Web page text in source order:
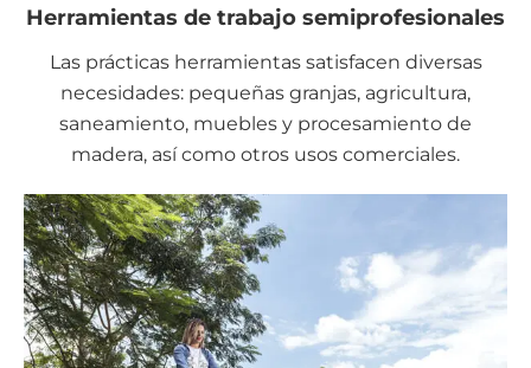
Herramientas de trabajo semiprofesionales
Las prácticas herramientas satisfacen diversas
necesidades: pequeñas granjas, agricultura,
saneamiento, muebles y procesamiento de
madera, así como otros usos comerciales.